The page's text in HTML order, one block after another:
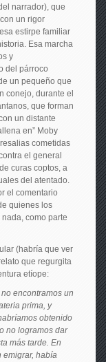
narrador), que
un rigor
estirpe familiar
Esa marcha
y
del párroco
un pequeño que
conejo, durante el
que forman
un distante
en” Moby
cometidas
el general
curas coptos, a
del atentado.
el comentario
quienes los
como parte
(habría que ver
que regurgita
etíope:
encontramos un
prima, y
obtenido
no logramos dar
más tarde. En
emigrar, había